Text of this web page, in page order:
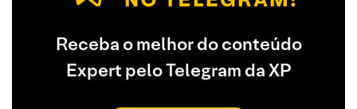
Receba o melhor do conteúdo
Expert pelo Telegram da XP